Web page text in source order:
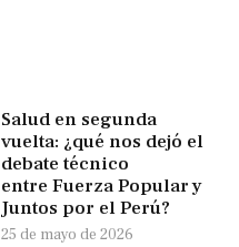
Salud en segunda
vuelta: ¿qué nos dejó el
debate técnico
entre Fuerza Popular y
Juntos por el Perú?
25 de mayo de 2026